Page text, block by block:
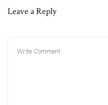
Leave a Reply